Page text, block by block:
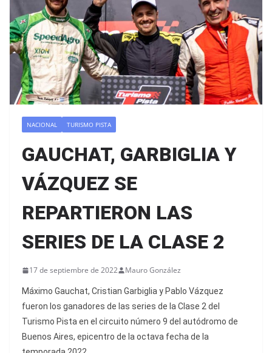
NACIONAL TURISMO PISTA
GAUCHAT, GARBIGLIA Y
VÁZQUEZ SE
REPARTIERON LAS
SERIES DE LA CLASE 2
17 de septiembre de 2022 Mauro González
Máximo Gauchat, Cristian Garbiglia y Pablo Vázquez
fueron los ganadores de las series de la Clase 2 del
Turismo Pista en el circuito número 9 del autódromo de
Buenos Aires, epicentro de la octava fecha de la